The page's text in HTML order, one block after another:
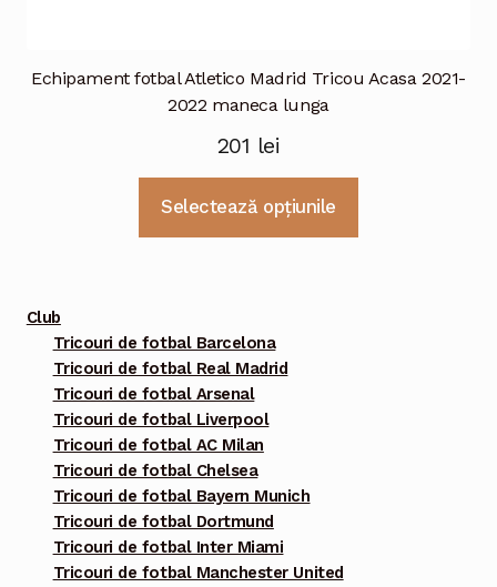
Echipament fotbal Atletico Madrid Tricou Acasa 2021-
2022 maneca lunga
201 lei
Selectează opțiunile
Club
Tricouri de fotbal Barcelona
Tricouri de fotbal Real Madrid
Tricouri de fotbal Arsenal
Tricouri de fotbal Liverpool
Tricouri de fotbal AC Milan
Tricouri de fotbal Chelsea
Tricouri de fotbal Bayern Munich
Tricouri de fotbal Dortmund
Tricouri de fotbal Inter Miami
Tricouri de fotbal Manchester United